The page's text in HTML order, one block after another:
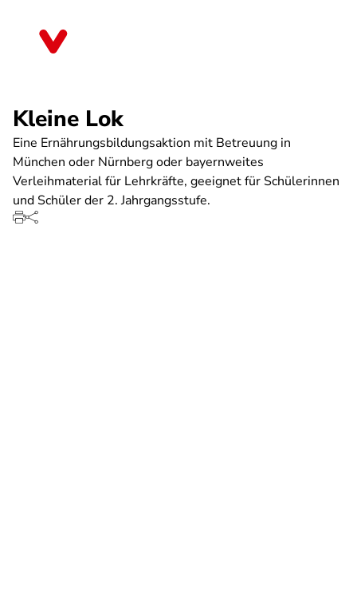
Kleine Lok
Eine Ernährungsbildungsaktion mit Betreuung in
München oder Nürnberg oder bayernweites
Verleihmaterial für Lehrkräfte, geeignet für Schülerinnen
und Schüler der 2. Jahrgangsstufe.